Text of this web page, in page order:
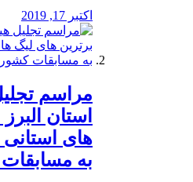
اکتبر 17, 2019
مراسم
استان
های
به